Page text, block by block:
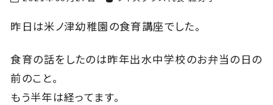
昨日は米ノ津幼稚園の食育講座でした。
食育の話をしたのは昨年出水中学校のお弁当の日の
前のこと。
もう半年は経ってます。